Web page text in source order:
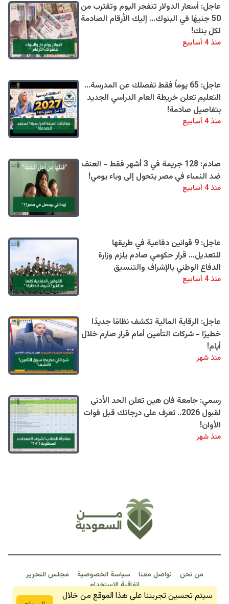
خبـر عـاجـل
عاجل: أسعار الدولار تنفجر اليوم وتقترب من
50 جنيهًا في البنوك... إليك الأرقام الصادمة
لكل بنك!
منذ 4 أسابيع
عاجل: 65 يوماً فقط تفصلك عن المدرسة...
التعليم تعلن خريطة العام الدراسي الجديد
بتفاصيل صادمة!
منذ 4 أسابيع
صادم: 128 جريمة في 3 أشهر فقط - العنف
ضد النساء في مصر يتحول إلى وباء يومي!
منذ 4 أسابيع
عاجل: 9 قوانين دفاعية في طريقها
للتعديل… قرار حكومي صادم يلزم وزارة
الدفاع الوطني بالإشراف والتنسيق
منذ 4 أسابيع
عاجل: الرقابة المالية تكشف نظامًا جديدًا
خطيرًا - شركات التأمين أمام قرار صارم خلال
أيام!
منذ شهر
رسمي: جامعة فان هين تعلن الحد الأدنى
لقبول 2026.. تعرف على درجاتك قبل فوات
الأوان!
منذ شهر
من نحن تواصل معنا سياسة الخصوصية
مجلس التحرير
اتفاقية الاستخدام
سيتم تحسين تجربتنا على هذا الموقع من خلال